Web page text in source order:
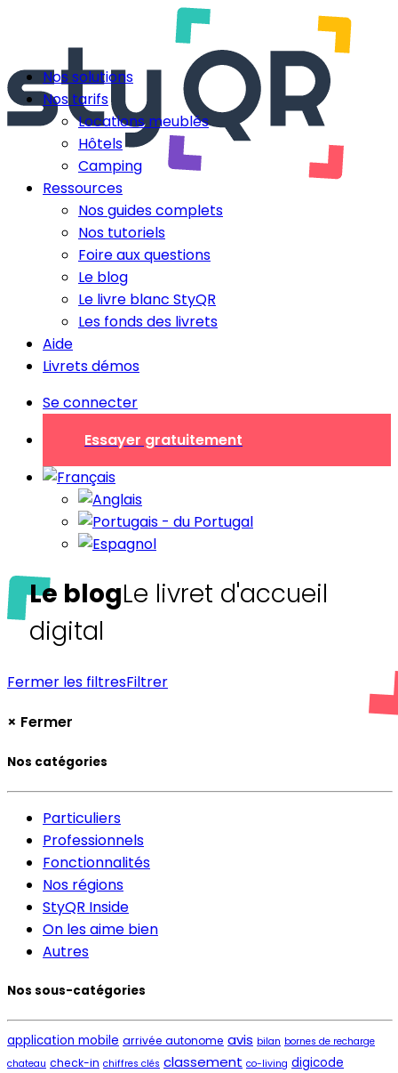
Nos solutions
Nos tarifs
Locations meublés
Hôtels
Camping
Ressources
Nos guides complets
Nos tutoriels
Foire aux questions
Le blog
Le livre blanc StyQR
Les fonds des livrets
Aide
Livrets démos
Se connecter
Essayer gratuitement
Le blogLe livret d'accueil
digital
Fermer les filtresFiltrer
× Fermer
Nos catégories
Particuliers
Professionnels
Fonctionnalités
Nos régions
StyQR Inside
On les aime bien
Autres
Nos sous-catégories
application mobile arrivée autonome avis bilan bornes de recharge
chateau check-in chiffres clés classement co-living digicode